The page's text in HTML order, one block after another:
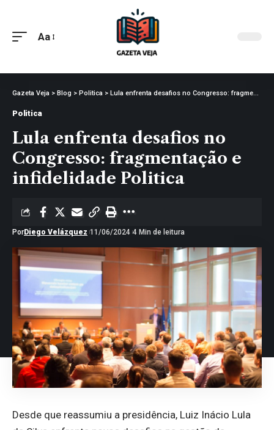
Aa
Gazeta Veja > Blog > Politica > Lula enfrenta desafios no Congresso: fragmentação e infidelidade Politica
Politica
Lula enfrenta desafios no
Congresso: fragmentação e
infidelidade Politica
Por Diego Velázquez 11/06/2024 4 Min de leitura
Desde que reassumiu a presidência, Luiz Inácio Lula